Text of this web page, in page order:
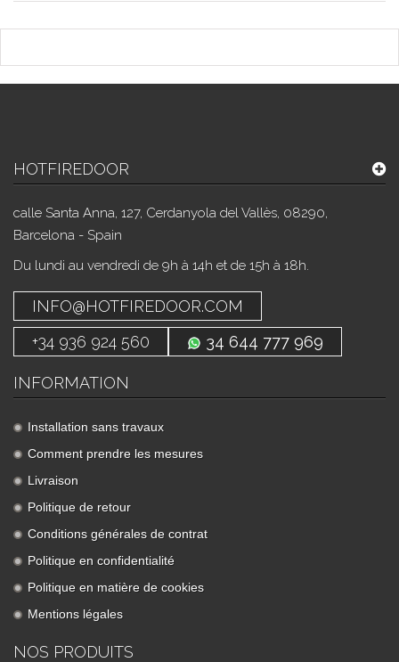
HOTFIREDOOR
calle Santa Anna, 127, Cerdanyola del Vallès, 08290,
Barcelona - Spain
Du lundi au vendredi de 9h à 14h et de 15h à 18h.
INFO@HOTFIREDOOR.COM
+34 936 924 560
34 644 777 969
INFORMATION
Installation sans travaux
Comment prendre les mesures
Livraison
Politique de retour
Conditions générales de contrat
Politique en confidentialité
Politique en matière de cookies
Mentions légales
NOS PRODUITS